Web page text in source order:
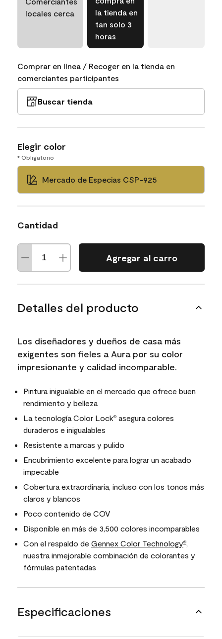
locales cerca
la tienda en
tan solo 3
horas
Comprar en línea / Recoger en la tienda en
comerciantes participantes
Buscar tienda
Elegir color
* Obligatorio
Mercado de Especias CSP-925
Cantidad
Agregar al carro
Detalles del producto
Los diseñadores y dueños de casa más
exigentes son fieles a Aura por su color
impresionante y calidad incomparable.
Pintura inigualable en el mercado que ofrece buen
rendimiento y belleza
La tecnología Color Lock® asegura colores
duraderos e inigualables
Resistente a marcas y pulido
Encubrimiento excelente para lograr un acabado
impecable
Cobertura extraordinaria, incluso con los tonos más
claros y blancos
Poco contenido de COV
Disponible en más de 3,500 colores incomparables
Con el respaldo de Gennex Color Technology®,
nuestra inmejorable combinación de colorantes y
fórmulas patentadas
Especificaciones